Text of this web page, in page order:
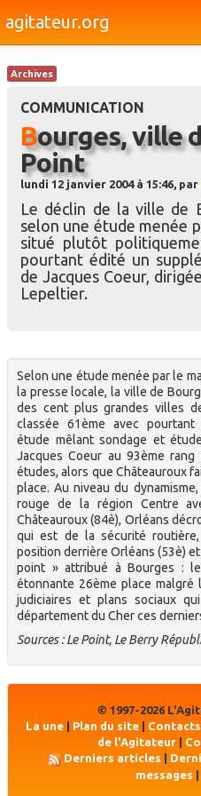
agitateur.org
Culture
Médias
Dossiers
Brèves
Archives
COMMUNICATION
Bourges, ville de m... selon Le
Point
lundi 12 janvier 2004 à 15:46, par
Le déclin de la ville de
selon une étude menée
situé plutôt
pourtant édité un
de Jacques Coeur,
Lepeltier.
Selon une étude menée par le
la presse locale, la ville de
des cent plus grandes villes
classée 61ème avec pourtant
étude mêlant sondage et
Jacques Coeur au 93ème
études, alors que Châteauroux
place. Au niveau du
rouge de la région Centre
Châteauroux (84è), Orléans
qui est de la sécurité
position derrière Orléans (53è)
point » attribué à Bourges :
étonnante 26ème place
judiciaires et plans sociaux
département du Cher ces
Sources : Le Point, Le Berry
© 1997-2026
La une | Plan du site | Contacts
de l'Agitateur|
Derniers articles
messages